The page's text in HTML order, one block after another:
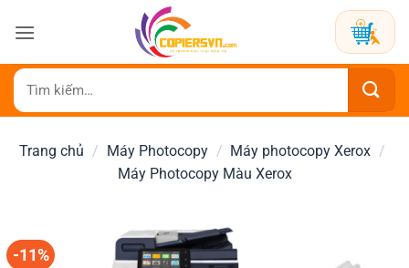
qua
dung
Tìm
kiếm:
Trang chủ / Máy Photocopy / Máy photocopy Xerox /
Máy Photocopy Màu Xerox
-11%